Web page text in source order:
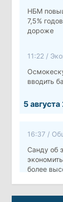
НБМ
7,5%
дороже
11:22 /
вводить
5
16:37 /
Санду об
более
10:12/